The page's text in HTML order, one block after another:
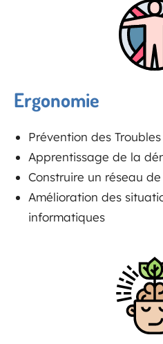
Ergonomie
Prévention des
Apprentissage de la
Construire un réseau
Amélioration des
informatiques